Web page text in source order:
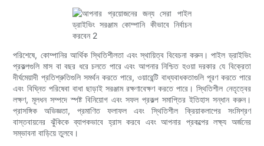
পরিশেষে, কোম্পানির আর্থিক স্থিতিশীলতা এবং স্থায়িত্ব বিবেচনা করুন। পাইল ড্রাইভিং
প্রকল্পগুলি মাস বা বছর ধরে চলতে পারে এবং আপনার নিশ্চিত হওয়া দরকার যে বিক্রেতা
দীর্ঘমেয়াদী প্রতিশ্রুতিগুলি সমর্থন করতে পারে, ওয়ারেন্টি বাধ্যবাধকতাগুলি পূরণ করতে পারে
এবং বিঘ্নিত পরিষেবা বাধা ছাড়াই সরঞ্জাম রক্ষণাবেক্ষণ করতে পারে। স্থিতিশীল নেতৃত্বের
লক্ষণ, মূলধন সম্পদে স্পষ্ট বিনিয়োগ এবং সফল প্রকল্প সমাপ্তির ইতিহাস সন্ধান করুন।
প্রাসঙ্গিক অভিজ্ঞতা, প্রমাণিত ফলাফল এবং স্থিতিশীল ক্রিয়াকলাপের সংমিশ্রণ
বাস্তবায়নের ঝুঁকিকে ব্যাপকভাবে হ্রাস করবে এবং আপনার প্রকল্পের লক্ষ্য অর্জনের
সম্ভাবনা বাড়িয়ে তুলবে।